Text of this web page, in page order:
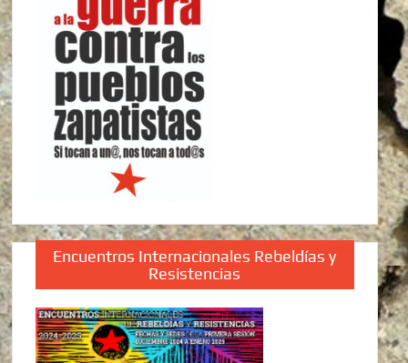
Encuentros Internacionales Rebeldías y
Resistencias